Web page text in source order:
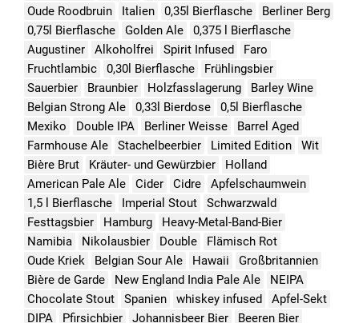
Oude Roodbruin
Italien 0,35l Bierflasche
Berliner Berg
0,75l Bierflasche
Golden Ale
0,375 l Bierflasche
Augustiner
Alkoholfrei Spirit Infused
Faro
Fruchtlambic
0,30l Bierflasche
Frühlingsbier
Sauerbier
Braunbier Holzfasslagerung
Barley Wine
Belgian Strong Ale
0,33l Bierdose
0,5l Bierflasche
Mexiko
Double IPA Berliner Weisse
Barrel Aged
Farmhouse Ale
Stachelbeerbier Limited Edition
Wit
Bière Brut
Kräuter- und Gewürzbier
Holland
American Pale Ale
Cider Cidre
Apfelschaumwein
1,5 l Bierflasche
Imperial Stout
Schwarzwald
Festtagsbier
Hamburg
Heavy-Metal-Band-Bier
Namibia
Nikolausbier Double
Flämisch Rot
Oude Kriek
Belgian Sour Ale Hawaii
Großbritannien
Bière de Garde
New England India Pale Ale
NEIPA
Chocolate Stout
Spanien whiskey infused
Apfel-Sekt
DIPA
Pfirsichbier Johannisbeer Bier
Beeren Bier